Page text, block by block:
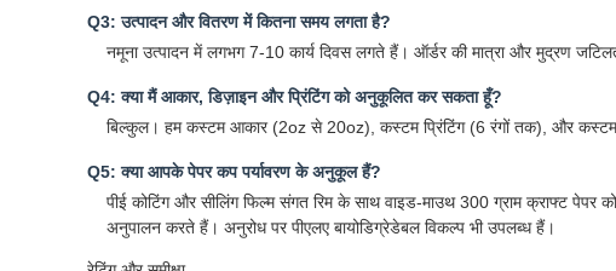
Q3: उत्पादन और वितरण में कितना समय लगता है?
नमूना उत्पादन में लगभग 7-10 कार्य दिवस लगते हैं। ऑर्डर की मात्रा और मुद्रण
Q4: क्या मैं आकार, डिज़ाइन और प्रिंटिंग को अनुकूलित कर सकता हूँ?
बिल्कुल। हम कस्टम आकार (2oz से 20oz), कस्टम प्रिंटिंग (6 रंगों तक), और कस्टम
Q5: क्या आपके पेपर कप पर्यावरण के अनुकूल हैं?
पीई कोटिंग और सीलिंग फिल्म संगत रिम के साथ वाइड-माउथ 300 ग्राम क्राफ्ट पेपर
अनुपालन करते हैं। अनुरोध पर पीएलए बायोडिग्रेडेबल विकल्प भी उपलब्ध हैं।